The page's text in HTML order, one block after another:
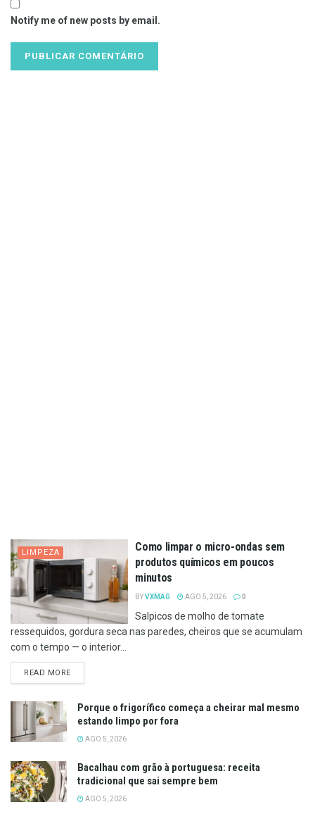
Notify me of new posts by email.
LIMPEZA
Como limpar o micro-ondas sem
produtos químicos em poucos
minutos
BYVXMAG AGO 5, 2026 0
Salpicos de molho de tomate
ressequidos, gordura seca nas paredes, cheiros que se acumulam
com o tempo — o interior...
READ MOREDETAILS
Porque o frigorífico começa a cheirar mal mesmo
estando limpo por fora
AGO 5, 2026
Bacalhau com grão à portuguesa: receita
tradicional que sai sempre bem
AGO 5, 2026